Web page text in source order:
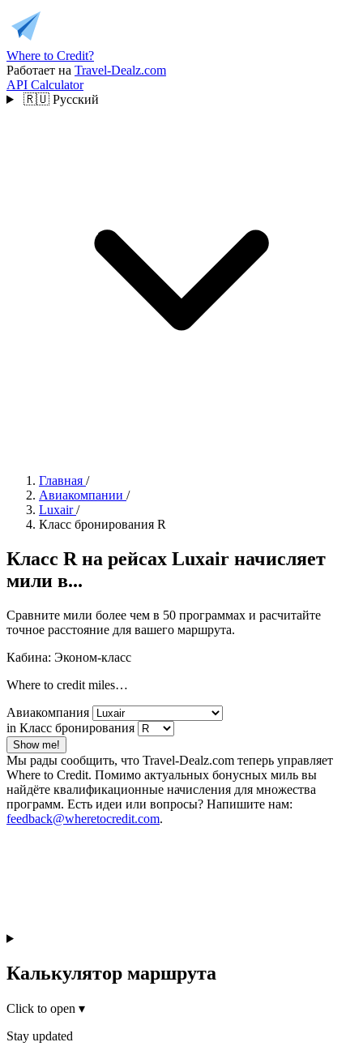
Where to Credit?
Работает на Travel-Dealz.com
API Calculator
🇷🇺 Русский
Главная /
Авиакомпании /
Luxair /
Класс бронирования R
Класс R на рейсах Luxair начисляет
мили в...
Сравните мили более чем в 50 программах и расчитайте
точное расстояние для вашего маршрута.
Кабина: Эконом-класс
Where to credit miles…
Авиакомпания
in Класс бронирования
Show me!
Мы рады сообщить, что Travel-Dealz.com теперь управляет
Where to Credit. Помимо актуальных бонусных миль вы
найдёте квалификационные начисления для множества
программ. Есть идеи или вопросы? Напишите нам:
feedback@wheretocredit.com.
Калькулятор маршрута
Click to open ▾
Stay updated